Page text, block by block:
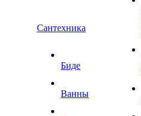
Сантехника
Биде
Ванны